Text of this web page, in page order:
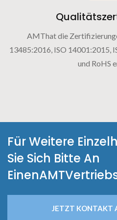
AMThat die
13485:2016, ISO 14001:2015,
und RoHS
Für Weitere
Sie Sich Bitte An
JETZT KONTAKT